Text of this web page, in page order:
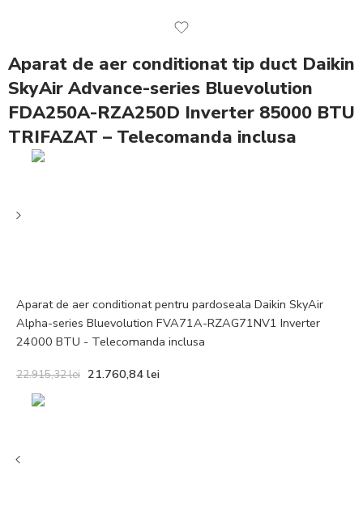
Aparat de aer conditionat tip duct Daikin
SkyAir Advance-series Bluevolution
FDA250A-RZA250D Inverter 85000 BTU
TRIFAZAT – Telecomanda inclusa
Aparat de aer conditionat pentru pardoseala Daikin SkyAir
Alpha-series Bluevolution FVA71A-RZAG71NV1 Inverter
24000 BTU - Telecomanda inclusa
22.915,32lei 21.760,84 lei